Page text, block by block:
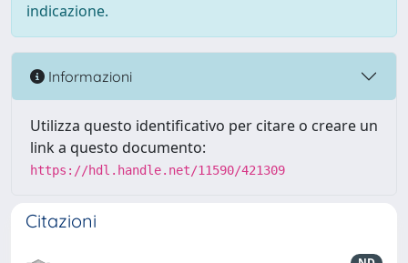
indicazione.
Informazioni
Utilizza questo identificativo per citare o creare un
link a questo documento:
https://hdl.handle.net/11590/421309
Citazioni